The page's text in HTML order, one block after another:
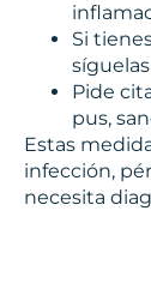
Si
Pide
pus,
Estas
infección,
necesita